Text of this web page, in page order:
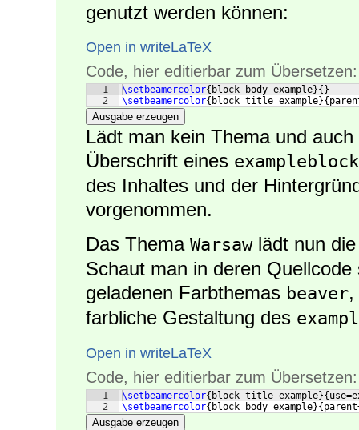
genutzt werden können:
Open in writeLaTeX
Code, hier editierbar zum Übersetzen:
1
2
\setbeamercolor{ block body example}{ }
\setbeamercolor{ block title example}{
Ausgabe erzeugen
Lädt man kein Thema und
Überschrift eines exampleblock
des Inhaltes und der
vorgenommen.
Das Thema Warsawlädt nun
Schaut man in deren
geladenen Farbthemas beaver
farbliche Gestaltung des
Open in writeLaTeX
Code, hier editierbar zum Übersetzen:
1
2
\setbeamercolor{ block title example}{
\setbeamercolor{ block body example}{
Ausgabe erzeugen